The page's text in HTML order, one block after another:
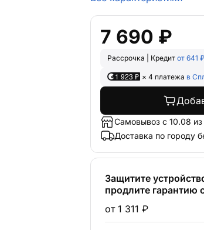
7 690 ₽
Рассрочка | Кредит от 641
1 923 ₽ × 4 платежа в
Самовывоз с 10.08 из
Доставка по городу
Защитите
продлите гарантию
от 1 311 ₽